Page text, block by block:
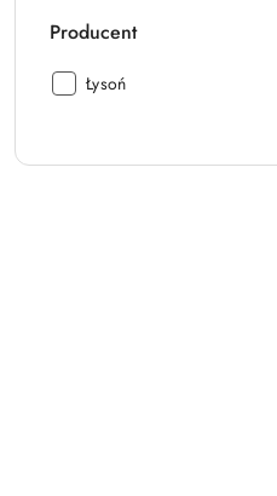
Producent
Producent:
Łysoń